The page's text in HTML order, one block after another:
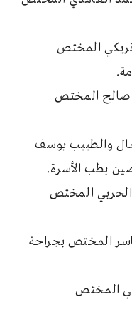
تريكي المختص
صالح المختص
والطبيب يوسف
بطب الأسرة.
المختص
المختص بجراحة
المختص